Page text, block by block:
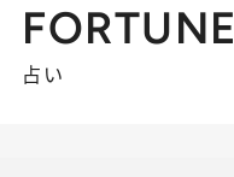
FORTUNE
占い